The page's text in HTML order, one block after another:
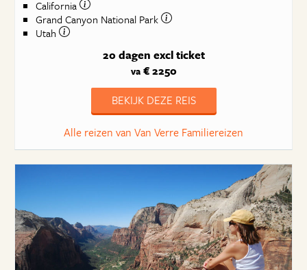
California
Grand Canyon National Park
Utah
20 dagen excl ticket
va€ 2250
BEKIJK DEZE REIS
Alle reizen van Van Verre Familiereizen